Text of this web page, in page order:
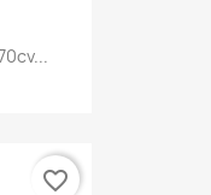
favorite_border